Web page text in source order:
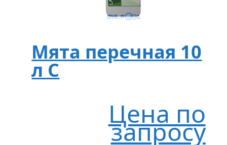
Мята перечная 10
л C
Цена по
запросу